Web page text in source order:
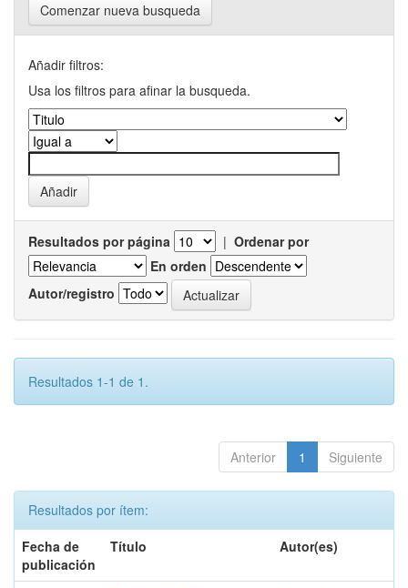
Comenzar nueva busqueda
Añadir filtros:
Usa los filtros para afinar la busqueda.
Resultados por página | Ordenar por
En orden
Autor/registro
Resultados 1-1 de 1.
Anterior 1 Siguiente
Resultados por ítem:
Fecha de
publicación
Título Autor(es)